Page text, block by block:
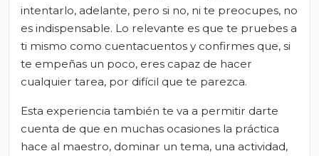
intentarlo, adelante, pero si no, ni te preocupes, no
es indispensable. Lo relevante es que te pruebes a
ti mismo como cuentacuentos y confirmes que, si
te empeñas un poco, eres capaz de hacer
cualquier tarea, por difícil que te parezca.
Esta experiencia también te va a permitir darte
cuenta de que en muchas ocasiones la práctica
hace al maestro, dominar un tema, una actividad,